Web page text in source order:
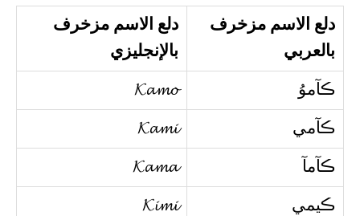
دلع الاسم مزخرف
بالعربي
دلع الاسم مزخرف
بالإنجليزي
ڪآموُ 𝓚𝓪𝓶𝓸
ڪآمي 𝓚𝓪𝓶𝓲
ڪآمآ 𝓚𝓪𝓶𝓪
ڪيمي 𝓚𝓲𝓶𝓲